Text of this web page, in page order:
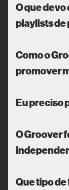
O que
playlists
Como o
promover
Eu preciso
O Groover
Que tipo